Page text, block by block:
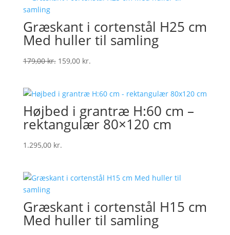
Græskant i cortenstål H25 cm
Med huller til samling
179,00kr. Original
179,00 kr..
159,00 kr.Current
159,00 kr..
Højbed i grantræ H:60 cm –
rektangulær 80×120 cm
1.295,00 kr.
Græskant i cortenstål H15 cm
Med huller til samling